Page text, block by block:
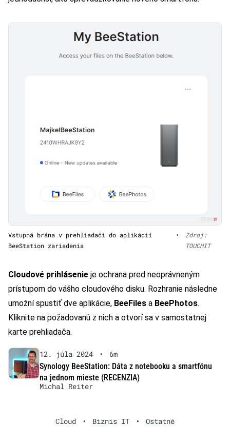
Vstupná brána v prehliadači do aplikácií
BeeStation zariadenia
•
Zdroj:
TOUCHIT
Cloudové prihlásenie je ochrana pred neoprávneným
prístupom do vášho cloudového disku. Rozhranie následne
umožní spustiť dve aplikácie, BeeFiles a BeePhotos.
Kliknite na požadovanú z nich a otvorí sa v samostatnej
karte prehliadača.
12. júla 2024 •
6m
Synology BeeStation: Dáta z notebooku a smartfónu
na jednom mieste (RECENZIA)
Michal Reiter
Cloud • Biznis IT • Ostatné